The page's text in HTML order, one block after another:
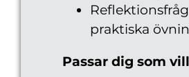
praktiska
Passar dig som